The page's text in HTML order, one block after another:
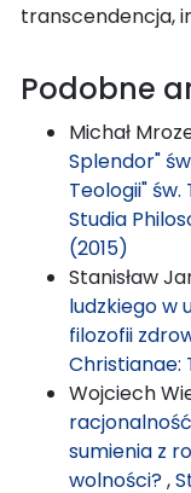
transcendencja,
Podobne
Michał
Splendor"
Teologii" św.
Studia
(2015)
Stanisław
ludzkiego w
filozofii
Christianae:
Wojciech
sumienia z
wolności?,